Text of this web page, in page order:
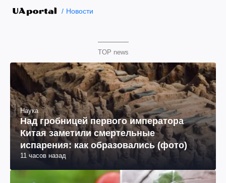
Новости
TOP news
Наука
Над гробницей первого императора
Китая заметили смертельные
испарения: как образовались (фото)
11 часов назад